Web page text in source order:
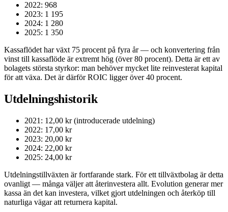
2022: 968
2023: 1 195
2024: 1 280
2025: 1 350
Kassaflödet har växt 75 procent på fyra år — och konvertering från
vinst till kassaflöde är extremt hög (över 80 procent). Detta är ett av
bolagets största styrkor: man behöver mycket lite reinvesterat kapital
för att växa. Det är därför ROIC ligger över 40 procent.
Utdelningshistorik
2021: 12,00 kr (introducerade utdelning)
2022: 17,00 kr
2023: 20,00 kr
2024: 22,00 kr
2025: 24,00 kr
Utdelningstillväxten är fortfarande stark. För ett tillväxtbolag är detta
ovanligt — många väljer att återinvestera allt. Evolution generar mer
kassa än det kan investera, vilket gjort utdelningen och återköp till
naturliga vägar att returnera kapital.